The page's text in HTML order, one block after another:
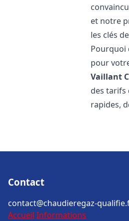
et notre
les clés
Pourquoi
pour
Vaillant
des tarifs
rapides,
Contact
contact@chaudieregaz-
Accueil Informations